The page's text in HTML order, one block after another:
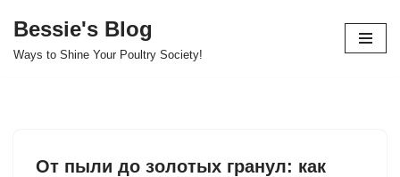
Skip
Bessie's Blog
Ways to Shine Your Poultry Society!
От пыли до золотых гранул: как